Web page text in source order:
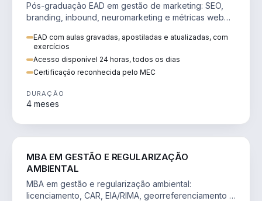
Pós-graduação EAD em gestão de marketing: SEO,
branding, inbound, neuromarketing e métricas web
EAD com aulas gravadas, apostiladas e atualizadas, com
exercícios
Acesso disponível 24 horas, todos os dias
Certificação reconhecida pelo MEC
DURAÇÃO
4 meses
MBA EM GESTÃO E REGULARIZAÇÃO
AMBIENTAL
MBA em gestão e regularização ambiental:
licenciamento, CAR, EIA/RIMA, georreferenciamento e